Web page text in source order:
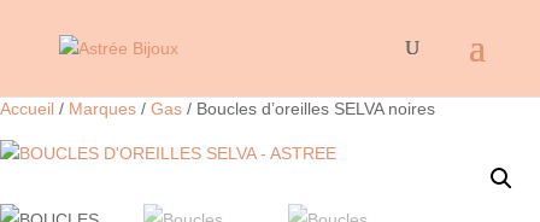
Accueil / Marques / Gas / Boucles d’oreilles SELVA noires